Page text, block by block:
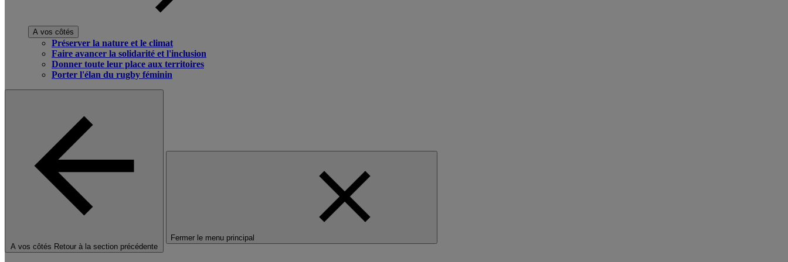
A vos côtés
Préserver la nature et le climat
Faire avancer la solidarité et l'inclusion
Donner toute leur place aux territoires
Porter l'élan du rugby féminin
A vos côtés Retour à la section précédente
Fermer le menu principal